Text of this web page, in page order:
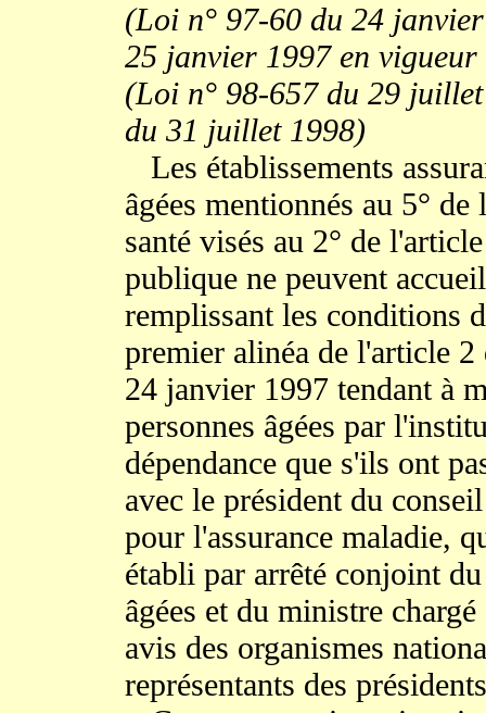
(Loi n° 97-60 du 24
25 janvier 1997 en
(Loi n° 98-657 du 29
du 31 juillet 1998)
Les établissements
âgées mentionnés au 5°
santé visés au 2° de
publique ne peuvent
remplissant les conditions
premier alinéa de l'article
24 janvier 1997 tendant à
personnes âgées par
dépendance que s'ils ont
avec le président du
pour l'assurance maladie,
établi par arrêté conjoint
âgées et du ministre
avis des organismes
représentants des